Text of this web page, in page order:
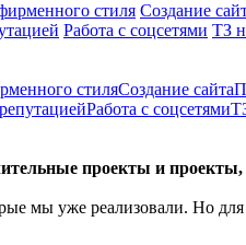
стиля Создание
Работа с соцсетями ТЗ
стиляСоздание сайта
Работа с соцсетями
проекты и
мы уже реализовали. Но